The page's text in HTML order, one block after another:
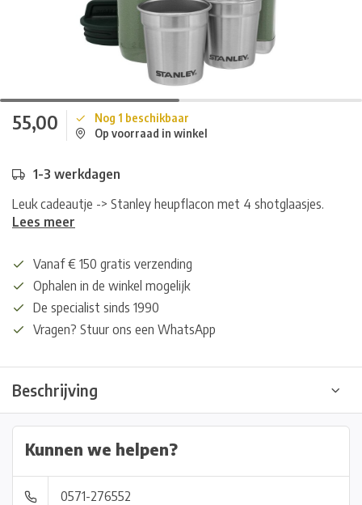
55,00
Nog 1 beschikbaar
Op voorraad in winkel
1-3 werkdagen
Leuk cadeautje -> Stanley heupflacon met 4 shotglaasjes.
Lees meer
Vanaf € 150 gratis verzending
Ophalen in de winkel mogelijk
De specialist sinds 1990
Vragen? Stuur ons een WhatsApp
Beschrijving
Kunnen we helpen?
0571-276552